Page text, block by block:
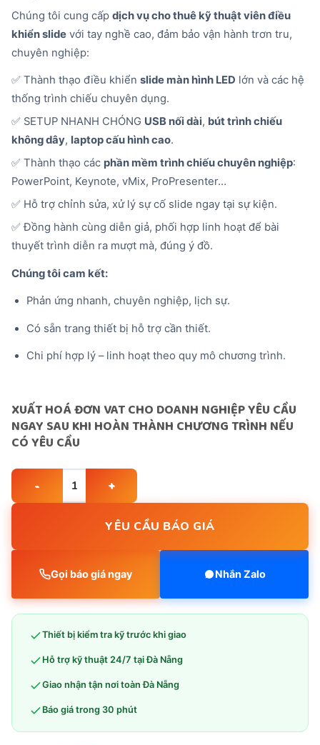
Chúng tôi cung cấp dịch vụ cho thuê kỹ thuật viên điều
khiển slide với tay nghề cao, đảm bảo vận hành trơn tru,
chuyên nghiệp:
✅ Thành thạo điều khiển slide màn hình LED lớn và các hệ
thống trình chiếu chuyên dụng.
✅ SETUP NHANH CHÓNG USB nối dài, bút trình chiếu
không dây, laptop cấu hình cao.
✅ Thành thạo các phần mềm trình chiếu chuyên nghiệp:
PowerPoint, Keynote, vMix, ProPresenter…
✅ Hỗ trợ chỉnh sửa, xử lý sự cố slide ngay tại sự kiện.
✅ Đồng hành cùng diễn giả, phối hợp linh hoạt để bài
thuyết trình diễn ra mượt mà, đúng ý đồ.
Chúng tôi cam kết:
Phản ứng nhanh, chuyên nghiệp, lịch sự.
Có sẵn trang thiết bị hỗ trợ cần thiết.
Chi phí hợp lý – linh hoạt theo quy mô chương trình.
XUẤT HOÁ ĐƠN VAT CHO DOANH NGHIỆP YÊU CẦU
NGAY SAU KHI HOÀN THÀNH CHƯƠNG TRÌNH NẾU
CÓ YÊU CẦU
KỸ THUẬT VIÊN ĐIỀU KHIỂN SLIDE HỘI NGHỊ quantity
YÊU CẦU BÁO GIÁ
Gọi báo giá ngay Nhắn Zalo
Thiết bị kiểm tra kỹ trước khi giao
Hỗ trợ kỹ thuật 24/7 tại Đà Nẵng
Giao nhận tận nơi toàn Đà Nẵng
Báo giá trong 30 phút